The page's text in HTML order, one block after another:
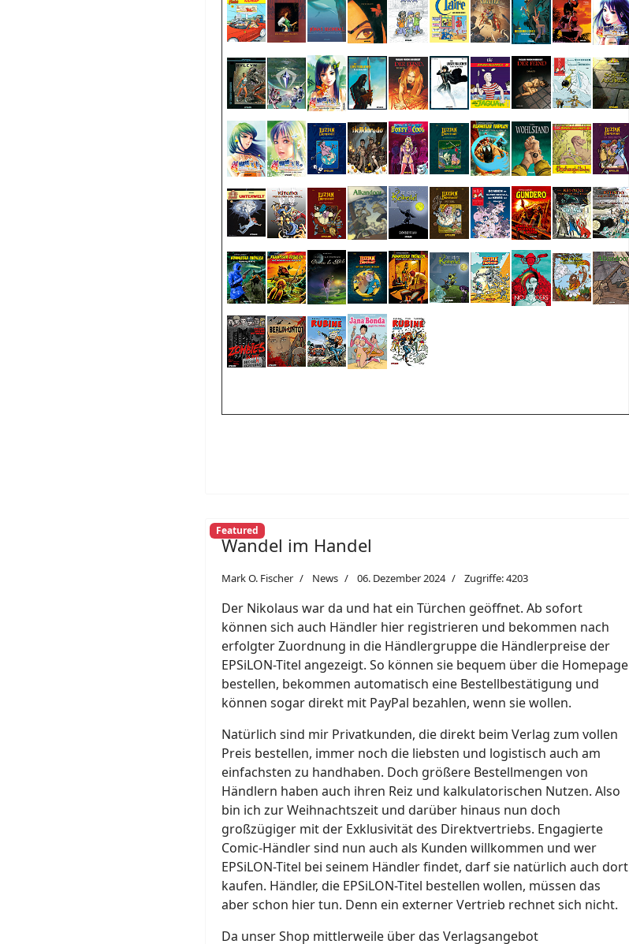
Featured
Wandel im Handel
Mark O. Fischer News 06. Dezember 2024 Zugriffe: 4203
Der Nikolaus war da und hat ein Türchen geöffnet. Ab sofort
können sich auch Händler hier registrieren und bekommen nach
erfolgter Zuordnung in die Händlergruppe die Händlerpreise der
EPSiLON-Titel angezeigt. So können sie bequem über die Homepage
bestellen, bekommen automatisch eine Bestellbestätigung und
können sogar direkt mit PayPal bezahlen, wenn sie wollen.
Natürlich sind mir Privatkunden, die direkt beim Verlag zum vollen
Preis bestellen, immer noch die liebsten und logistisch auch am
einfachsten zu handhaben. Doch größere Bestellmengen von
Händlern haben auch ihren Reiz und kalkulatorischen Nutzen. Also
bin ich zur Weihnachtszeit und darüber hinaus nun doch
großzügiger mit der Exklusivität des Direktvertriebs. Engagierte
Comic-Händler sind nun auch als Kunden willkommen und wer
EPSiLON-Titel bei seinem Händler findet, darf sie natürlich auch dort
kaufen. Händler, die EPSiLON-Titel bestellen wollen, müssen das
aber schon hier tun. Denn ein externer Vertrieb rechnet sich nicht.
Da unser Shop mittlerweile über das Verlagsangebot